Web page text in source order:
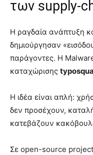
των supply-
Η ραγδαία ανάπτυξη
δημιούργησαν
παράγοντες. Η
καταχώρισης
Η ιδέα είναι απλή:
δεν προσέχουν,
κατεβάζουν
Σε open-source